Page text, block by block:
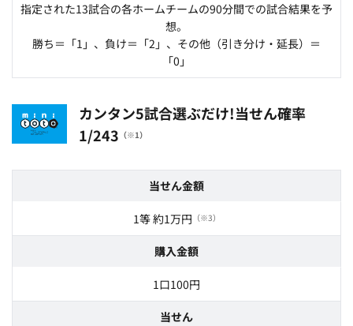
指定された13試合の各ホームチームの90分間での試合結果を予
想。
勝ち＝「1」、負け＝「2」、その他（引き分け・延長）＝
「0」
カンタン5試合選ぶだけ!当せん確率
1/243 （※1）
当せん金額
1等 約1万円 （※3）
購入金額
1口100円
当せん